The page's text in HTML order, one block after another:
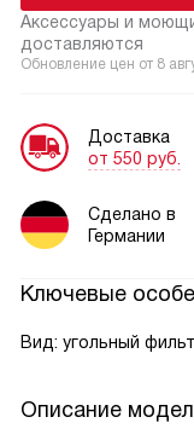
Аксессуары и
доставляются
Обновление цен от 8
Доставка
от 550 руб.
Сделано в
Германии
Ключевые
Вид: угольный
Описание